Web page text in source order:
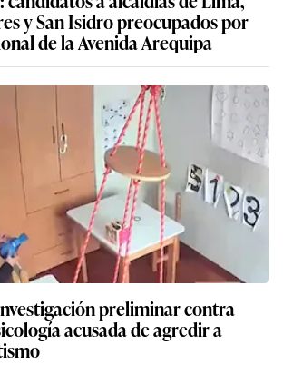
y San Isidro preocupados por
de la Avenida Arequipa
preliminar contra
acusada de agredir a